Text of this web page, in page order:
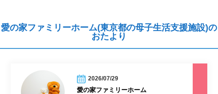
愛の家ファミリーホーム(東京都の母子生活支援施設)の
おたより
2026/07/29
愛の家ファミリーホーム